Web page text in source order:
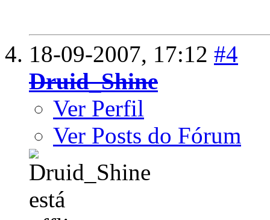
18-09-2007, 17:12 #4
Druid_Shine
Ver Perfil
Ver Posts do Fórum